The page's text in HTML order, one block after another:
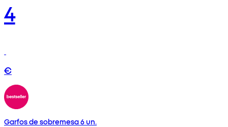
4
€
Garfos de sobremesa 6 un.